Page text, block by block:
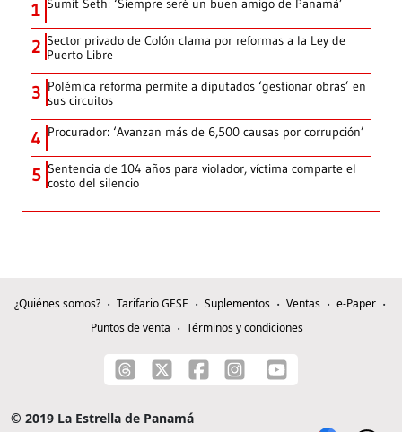
1 Sumit Seth: ‘Siempre seré un buen amigo de Panamá’
2 Sector privado de Colón clama por reformas a la Ley de
Puerto Libre
3 Polémica reforma permite a diputados ‘gestionar obras’ en
sus circuitos
4 Procurador: ‘Avanzan más de 6,500 causas por corrupción’
5 Sentencia de 104 años para violador, víctima comparte el
costo del silencio
¿Quiénes somos? Tarifario GESE Suplementos Ventas
e-Paper
Puntos de venta
Términos y condiciones
© 2019 La Estrella de Panamá